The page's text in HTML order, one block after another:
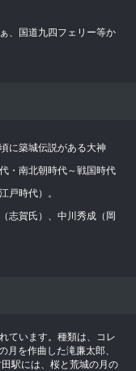
、国道九四フェリー等か
に築城伝説がある大神
・南北朝時代～戦国時代
戸時代）。
志賀氏）、中川秀成（岡
ています。種類は、コレ
月を作曲した滝廉太郎、
駅には、桜と荒城の月の